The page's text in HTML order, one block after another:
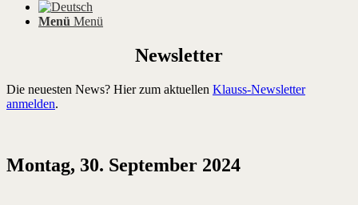
Menü Menü
Newsletter
Die neuesten News? Hier zum aktuellen Klauss-Newsletter
anmelden.
Montag, 30. September 2024